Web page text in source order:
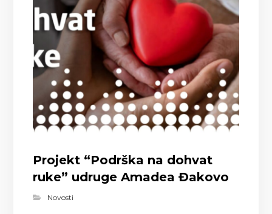
Projekt “Podrška na dohvat
ruke” udruge Amadea Đakovo
Novosti